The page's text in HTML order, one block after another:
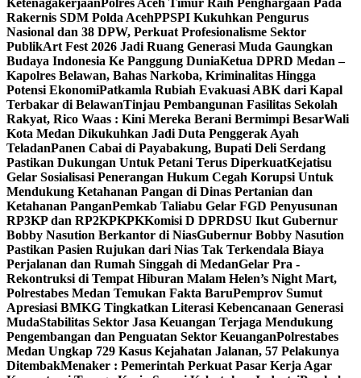
KetenagakerjaanPolres Aceh Timur Raih Penghargaan Pada
Rakernis SDM Polda AcehPPSPI Kukuhkan Pengurus
Nasional dan 38 DPW, Perkuat Profesionalisme Sektor
PublikArt Fest 2026 Jadi Ruang Generasi Muda Gaungkan
Budaya Indonesia Ke Panggung DuniaKetua DPRD Medan –
Kapolres Belawan, Bahas Narkoba, Kriminalitas Hingga
Potensi EkonomiPatkamla Rubiah Evakuasi ABK dari Kapal
Terbakar di BelawanTinjau Pembangunan Fasilitas Sekolah
Rakyat, Rico Waas : Kini Mereka Berani Bermimpi BesarWali
Kota Medan Dikukuhkan Jadi Duta Penggerak Ayah
TeladanPanen Cabai di Payabakung, Bupati Deli Serdang
Pastikan Dukungan Untuk Petani Terus DiperkuatKejatisu
Gelar Sosialisasi Penerangan Hukum Cegah Korupsi Untuk
Mendukung Ketahanan Pangan di Dinas Pertanian dan
Ketahanan PanganPemkab Taliabu Gelar FGD Penyusunan
RP3KP dan RP2KPKPKKomisi D DPRDSU Ikut Gubernur
Bobby Nasution Berkantor di NiasGubernur Bobby Nasution
Pastikan Pasien Rujukan dari Nias Tak Terkendala Biaya
Perjalanan dan Rumah Singgah di MedanGelar Pra -
Rekontruksi di Tempat Hiburan Malam Helen’s Night Mart,
Polrestabes Medan Temukan Fakta BaruPemprov Sumut
Apresiasi BMKG Tingkatkan Literasi Kebencanaan Generasi
MudaStabilitas Sektor Jasa Keuangan Terjaga Mendukung
Pengembangan dan Penguatan Sektor KeuanganPolrestabes
Medan Ungkap 729 Kasus Kejahatan Jalanan, 57 Pelakunya
DitembakMenaker : Pemerintah Perkuat Pasar Kerja Agar